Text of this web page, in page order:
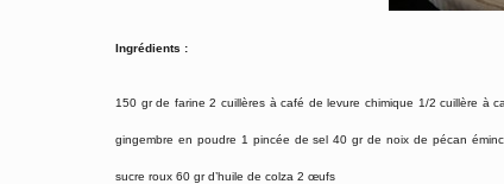
Ingrédients :
150 gr de farine 2 cuillères à café de levure chimique 1/2 cuillère à
gingembre en poudre 1 pincée de sel 40 gr de noix de pécan
sucre roux 60 gr d’huile de colza 2 œufs